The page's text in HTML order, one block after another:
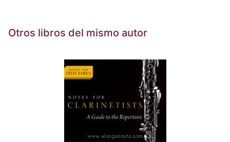
Otros libros del mismo autor